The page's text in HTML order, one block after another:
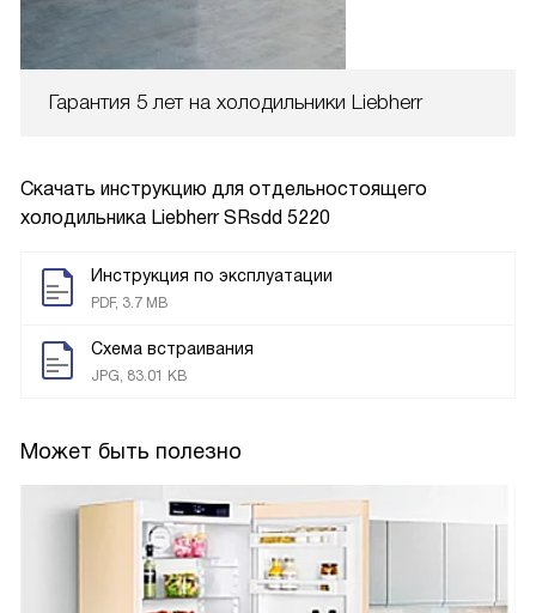
Гарантия 5 лет на холодильники Liebherr
Скачать инструкцию для отдельностоящего
холодильника Liebherr SRsdd 5220
Инструкция по эксплуатации
PDF, 3.7 MB
Схема встраивания
JPG, 83.01 KB
Может быть полезно